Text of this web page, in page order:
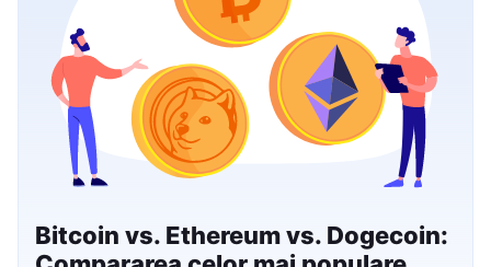
Bitcoin vs. Ethereum vs. Dogecoin: